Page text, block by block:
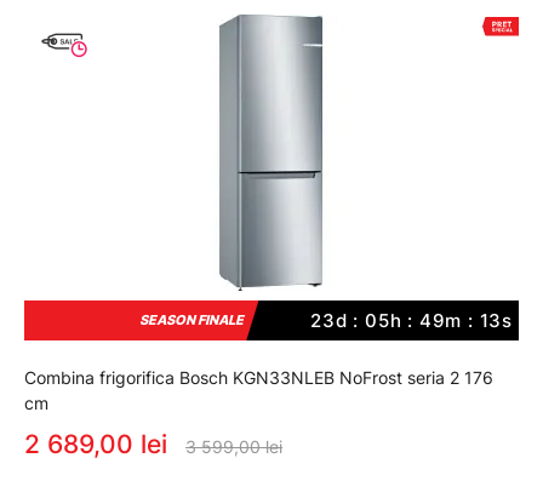
SEASON FINALE 23d : 05h : 49m : 12s
Combina frigorifica Bosch KGN33NLEB NoFrost seria 2 176
cm
2 689,00 lei 3 599,00 lei